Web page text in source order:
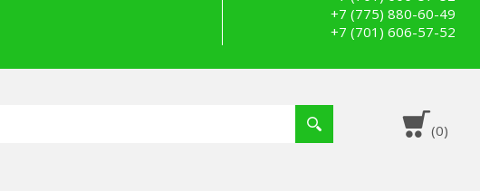
+7 (775) 880-60-49
+7 (701) 606-57-52